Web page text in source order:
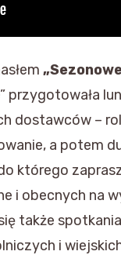
przygotowała
dostawców –
a potem
którego
i obecnych na
także
i